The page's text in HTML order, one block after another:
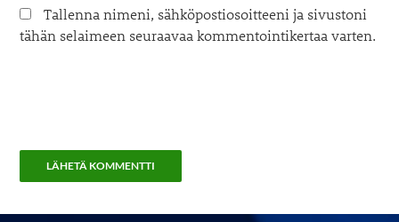
Tallenna nimeni, sähköpostiosoitteeni ja sivustoni
tähän selaimeen seuraavaa kommentointikertaa varten.